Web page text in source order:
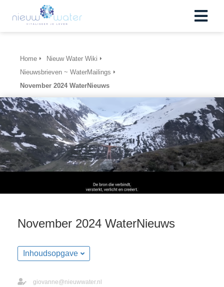
Home
Nieuw Water Wiki
Nieuwsbrieven ~ WaterMailings
November 2024 WaterNieuws
November 2024 WaterNieuws
Inhoudsopgave
giovanne@nieuwwater.nl